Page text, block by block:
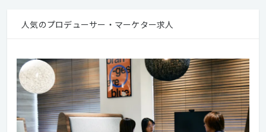
人気のプロデューサー・マーケター求人